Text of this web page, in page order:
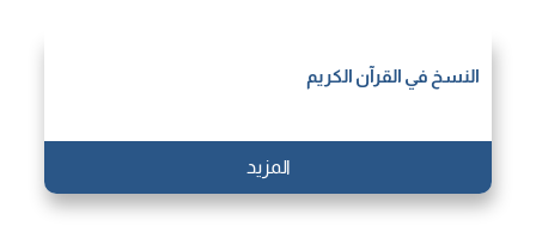
النسخ في القرآن الكريم
المزيد